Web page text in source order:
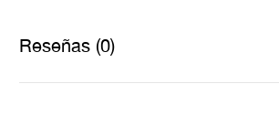
Reseñas (0)